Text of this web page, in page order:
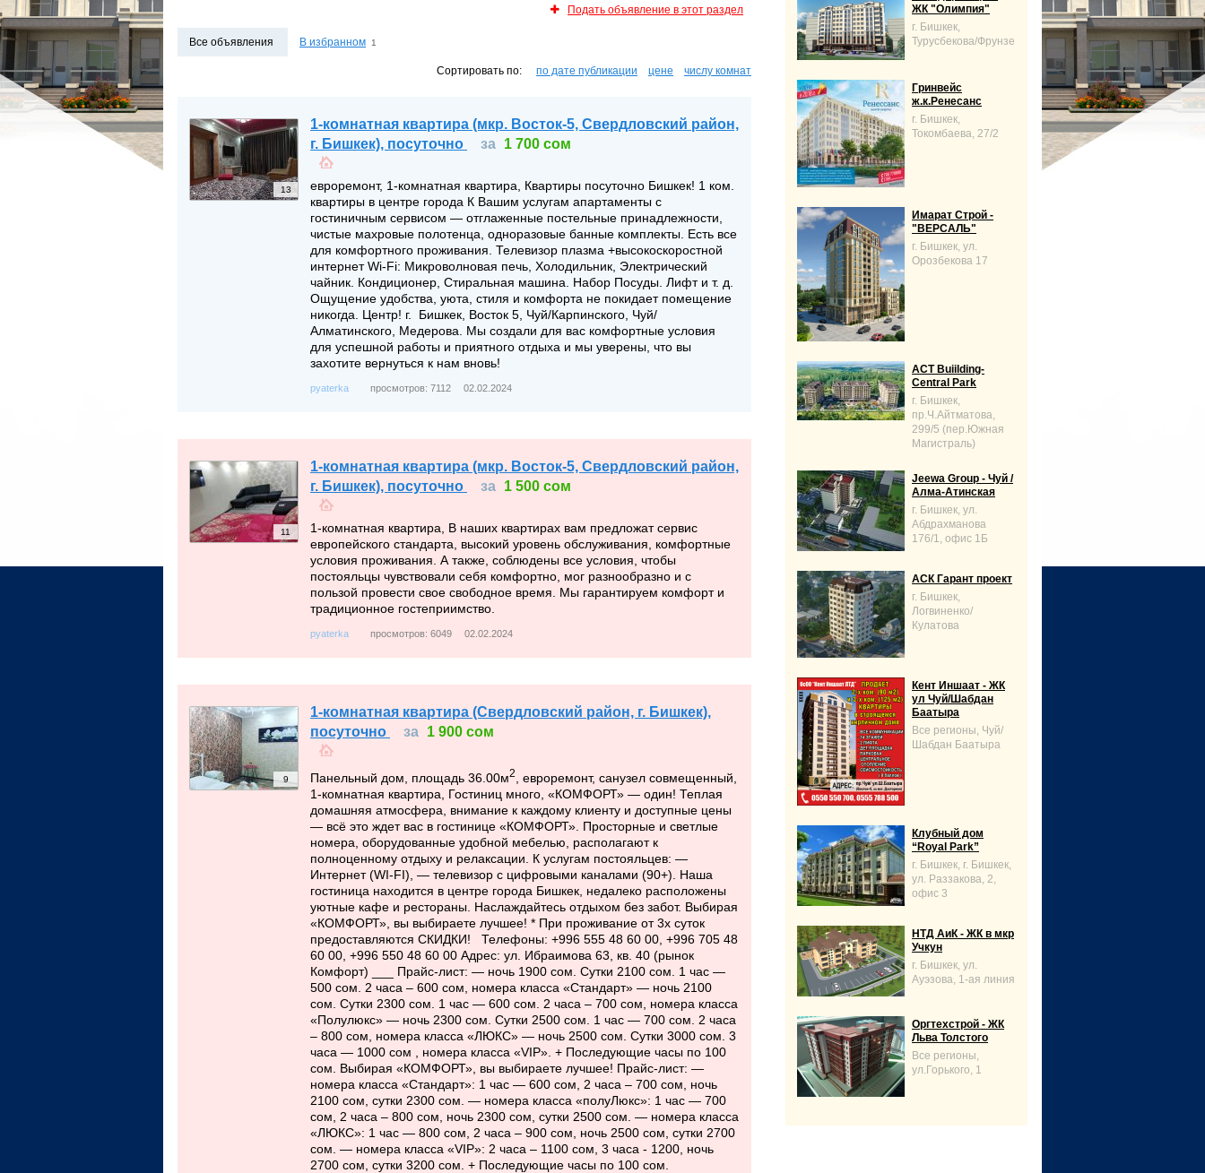
ПРОМБАЗЫ ПРОМБАЗЫ
Подать объявление в этот раздел
Все объявления В избранном 1
Сортировать по: по дате публикации цене числу комнат
13
1-комнатная квартира (мкр. Восток-5, Свердловский район,
г. Бишкек), посуточно
за 1 700 сом
евроремонт, 1-комнатная квартира, Квартиры посуточно Бишкек! 1 ком.
квартиры в центре города К Вашим услугам апартаменты с
гостиничным сервисом — отглаженные постельные принадлежности,
чистые махровые полотенца, одноразовые банные комплекты. Есть все
для комфортного проживания. Телевизор плазма +высокоскоростной
интернет Wi-Fi: Микроволновая печь, Холодильник, Электрический
чайник. Кондиционер, Стиральная машина. Набор Посуды. Лифт и т. д.
Ощущение удобства, уюта, стиля и комфорта не покидает помещение
никогда. Центр! г. Бишкек, Восток 5, Чуй/Карпинского, Чуй/
Алматинского, Медерова. Мы создали для вас комфортные условия
для успешной работы и приятного отдыха и мы уверены, что вы
захотите вернуться к нам вновь!
pyaterka просмотров: 7112 02.02.2024
11
1-комнатная квартира (мкр. Восток-5, Свердловский район,
г. Бишкек), посуточно
за 1 500 сом
1-комнатная квартира, В наших квартирах вам предложат сервис
европейского стандарта, высокий уровень обслуживания, комфортные
условия проживания. А также, соблюдены все условия, чтобы
постояльцы чувствовали себя комфортно, мог разнообразно и с
пользой провести свое свободное время. Мы гарантируем комфорт и
традиционное гостеприимство.
pyaterka просмотров: 6049 02.02.2024
9
1-комнатная квартира (Свердловский район, г. Бишкек),
посуточно
за 1 900 сом
Панельный дом, площадь 36.00м2
, евроремонт, санузел совмещенный,
1-комнатная квартира, Гостиниц много, «КОМФОРТ» — один! Теплая
домашняя атмосфера, внимание к каждому клиенту и доступные цены
— всё это ждет вас в гостинице «КОМФОРТ». Просторные и светлые
номера, оборудованные удобной мебелью, располагают к
полноценному отдыху и релаксации. К услугам постояльцев: —
Интернет (WI-FI), — телевизор с цифровыми каналами (90+). Наша
гостиница находится в центре города Бишкек, недалеко расположены
уютные кафе и рестораны. Наслаждайтесь отдыхом без забот. Выбирая
«КОМФОРТ», вы выбираете лучшее! * При проживание от 3х суток
предоставляются СКИДКИ! Телефоны: +996 555 48 60 00, +996 705 48
60 00, +996 550 48 60 00 Адрес: ул. Ибраимова 63, кв. 40 (рынок
Комфорт) ___ Прайс-лист: — ночь 1900 сом. Сутки 2100 сом. 1 час —
500 сом. 2 часа – 600 сом, номера класса «Стандарт» — ночь 2100
сом. Сутки 2300 сом. 1 час — 600 сом. 2 часа – 700 сом, номера класса
«Полулюкс» — ночь 2300 сом. Сутки 2500 сом. 1 час — 700 сом. 2 часа
– 800 сом, номера класса «ЛЮКС» — ночь 2500 сом. Сутки 3000 сом. 3
часа — 1000 сом , номера класса «VIP». + Последующие часы по 100
сом. Выбирая «КОМФОРТ», вы выбираете лучшее! Прайс-лист: —
номера класса «Стандарт»: 1 час — 600 сом, 2 часа – 700 сом, ночь
2100 сом, сутки 2300 сом. — номера класса «полуЛюкс»: 1 час — 700
сом, 2 часа – 800 сом, ночь 2300 сом, сутки 2500 сом. — номера класса
«ЛЮКС»: 1 час — 800 сом, 2 часа – 900 сом, ночь 2500 сом, сутки 2700
сом. — номера класса «VIP»: 2 часа – 1100 сом, 3 часа - 1200, ночь
2700 сом, сутки 3200 сом. + Последующие часы по 100 сом.
ЖК "Олимпия"
г. Бишкек,
Турусбекова/Фрунзе
Гринвейс
ж.к.Ренесанс
г. Бишкек,
Токомбаева, 27/2
Имарат Строй -
"ВЕРСАЛЬ"
г. Бишкек, ул.
Орозбекова 17
ACT Buiilding-
Central Park
г. Бишкек,
пр.Ч.Айтматова,
299/5 (пер.Южная
Магистраль)
Jeewa Group - Чуй /
Алма-Атинская
г. Бишкек, ул.
Абдрахманова
176/1, офис 1Б
АСК Гарант проект
г. Бишкек,
Логвиненко/
Кулатова
Кент Иншаат - ЖК
ул Чуй/Шабдан
Баатыра
Все регионы, Чуй/
Шабдан Баатыра
Клубный дом
“Royal Park”
г. Бишкек, г. Бишкек,
ул. Раззакова, 2,
офис 3
НТД АиК - ЖК в мкр
Учкун
г. Бишкек, ул.
Ауэзова, 1-ая линия
Оргтехстрой - ЖК
Льва Толстого
Все регионы,
ул.Горького, 1